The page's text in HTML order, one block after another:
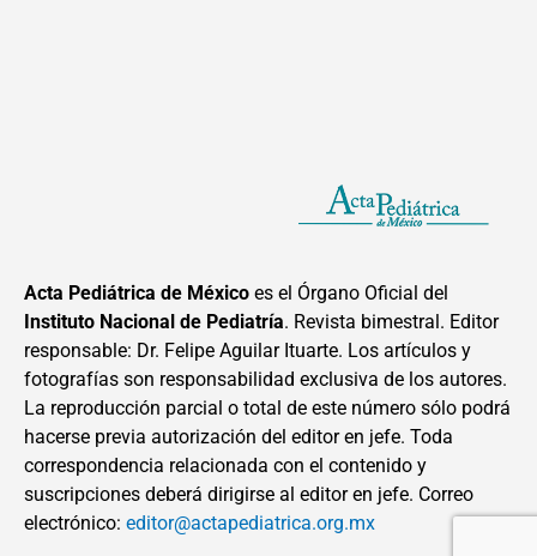
Acta Pediátrica de México es el Órgano Oficial del
Instituto Nacional de Pediatría. Revista bimestral. Editor
responsable: Dr. Felipe Aguilar Ituarte. Los artículos y
fotografías son responsabilidad exclusiva de los autores.
La reproducción parcial o total de este número sólo podrá
hacerse previa autorización del editor en jefe. Toda
correspondencia relacionada con el contenido y
suscripciones deberá dirigirse al editor en jefe. Correo
electrónico: editor@actapediatrica.org.mx